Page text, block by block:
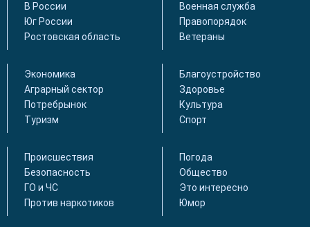
В России
Юг России
Ростовская область
Военная служба
Правопорядок
Ветераны
Экономика
Аграрный сектор
Потребрынок
Туризм
Благоустройство
Здоровье
Культура
Спорт
Происшествия
Безопасность
ГО и ЧС
Против наркотиков
Погода
Общество
Это интересно
Юмор